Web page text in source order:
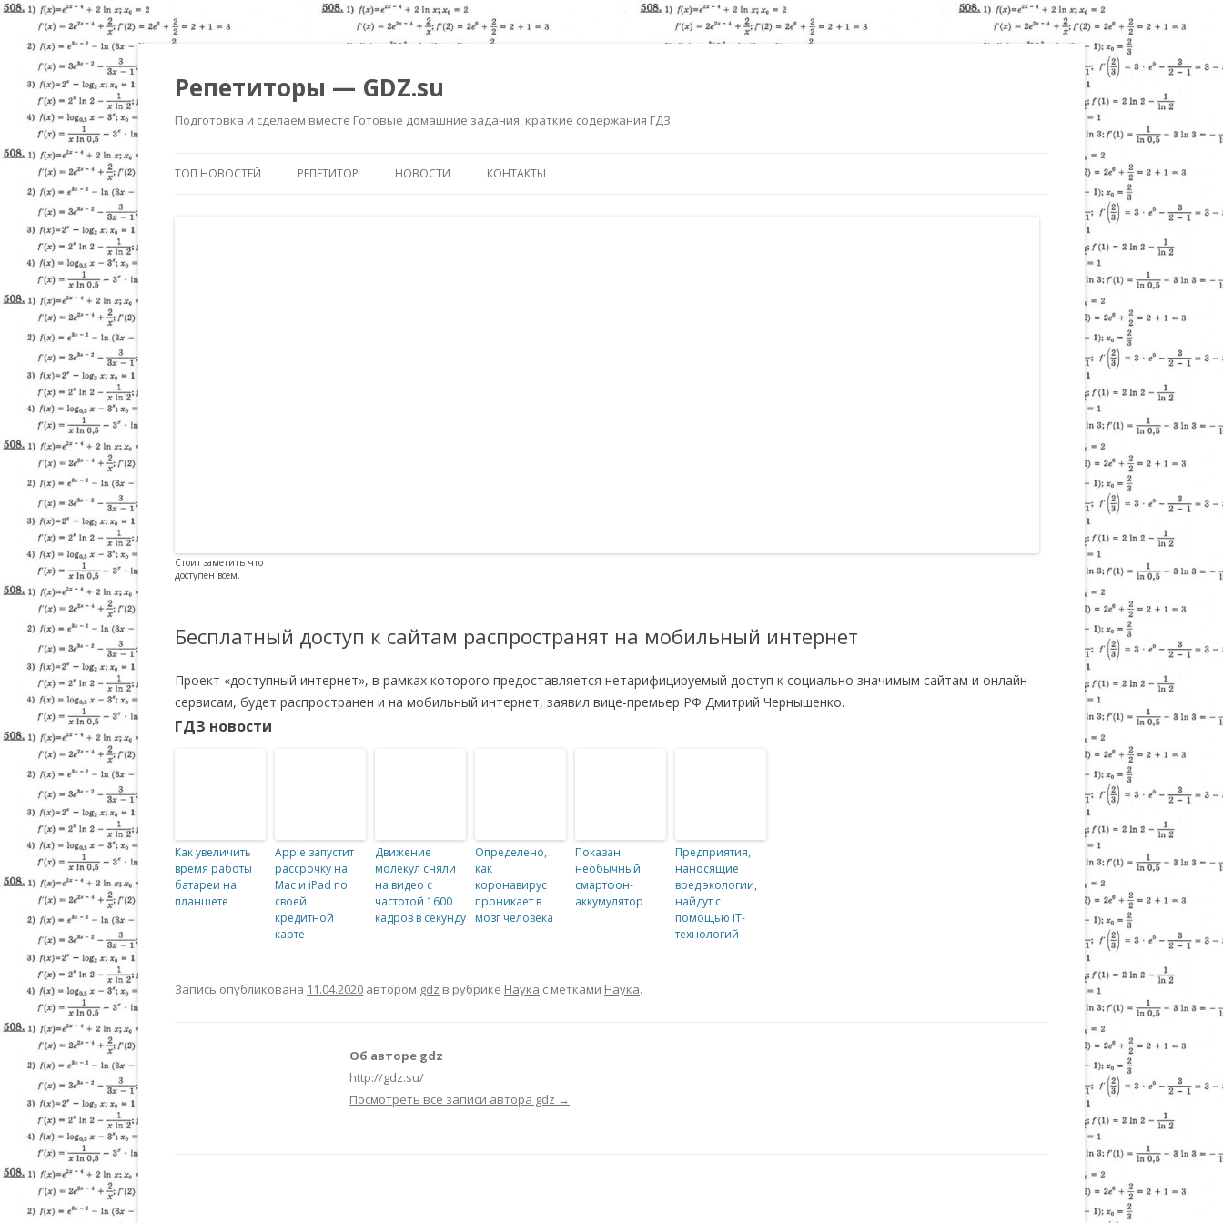
Репетиторы — GDZ.su
Подготовка и сделаем вместе Готовые домашние задания, краткие содержания ГДЗ
ТОП НОВОСТЕЙ РЕПЕТИТОР НОВОСТИ КОНТАКТЫ
Стоит заметить что
доступен всем.
Бесплатный доступ к сайтам распространят на мобильный интернет
Проект «доступный интернет», в рамках которого предоставляется нетарифицируемый доступ к социально значимым сайтам и онлайн-
сервисам, будет распространен и на мобильный интернет, заявил вице-премьер РФ Дмитрий Чернышенко.
ГДЗ новости
Как увеличить
время работы
батареи на
планшете
Apple запустит
рассрочку на
Mac и iPad по
своей
кредитной
карте
Движение
молекул сняли
на видео с
частотой 1600
кадров в секунду
Определено,
как
коронавирус
проникает в
мозг человека
Показан
необычный
смартфон-
аккумулятор
Предприятия,
наносящие
вред экологии,
найдут с
помощью IT-
технологий
Запись опубликована 11.04.2020 автором gdz в рубрике Наука с метками Наука.
Об авторе gdz
http://gdz.su/
Посмотреть все записи автора gdz →